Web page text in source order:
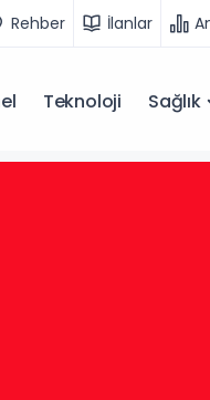
Rehber İlanlar
Teknoloji Sağlık